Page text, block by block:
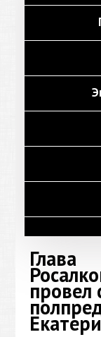
Глава
провел